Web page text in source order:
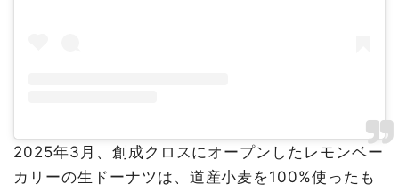
2025年3月、創成クロスにオープンしたレモンベー
カリーの生ドーナツは、道産小麦を100%使ったも